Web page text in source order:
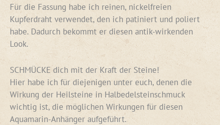
Für die Fassung habe ich reinen, nickelfreien
Kupferdraht verwendet, den ich patiniert und poliert
habe. Dadurch bekommt er diesen antik-wirkenden
Look.
SCHMÜCKE dich mit der Kraft der Steine!
Hier habe ich für diejenigen unter euch, denen die
Wirkung der Heilsteine in Halbedelsteinschmuck
wichtig ist, die möglichen Wirkungen für diesen
Aquamarin-Anhänger aufgeführt.